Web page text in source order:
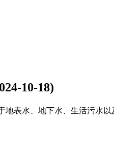
10-18)
地表水、地下水、生活污水